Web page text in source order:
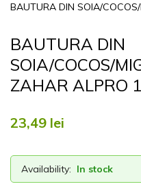
BAUTURA DIN SOIA/
BAUTURA DIN
SOIA/COCOS/
ZAHAR ALPRO
23,49 lei
Availability: In stock